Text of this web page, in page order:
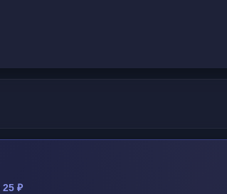
25 ₽